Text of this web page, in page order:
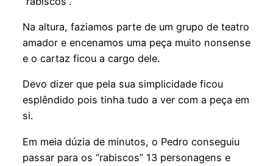
Na altura, faziamos parte de um grupo de teatro
amador e encenamos uma peça muito nonsense
e o cartaz ficou a cargo dele.
Devo dizer que pela sua simplicidade ficou
esplêndido pois tinha tudo a ver com a peça em
si.
Em meia dúzia de minutos, o Pedro conseguiu
passar para os “rabiscos” 13 personagens e